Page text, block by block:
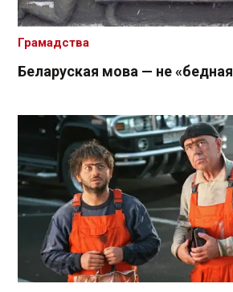
Беларуская мова — не
Грамадства